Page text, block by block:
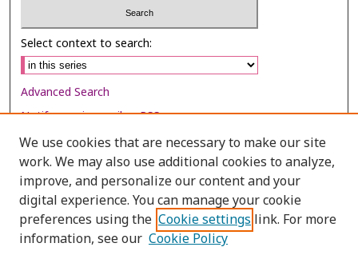
Select context to search:
Advanced Search
Notify me via email orRSS
Browse
Collections
Disciplines
Authors
We use cookies that are necessary to make our site
work. We may also use additional cookies to analyze,
improve, and personalize our content and your
digital experience. You can manage your cookie
preferences using the Cookie settings link. For more
information, see our Cookie Policy